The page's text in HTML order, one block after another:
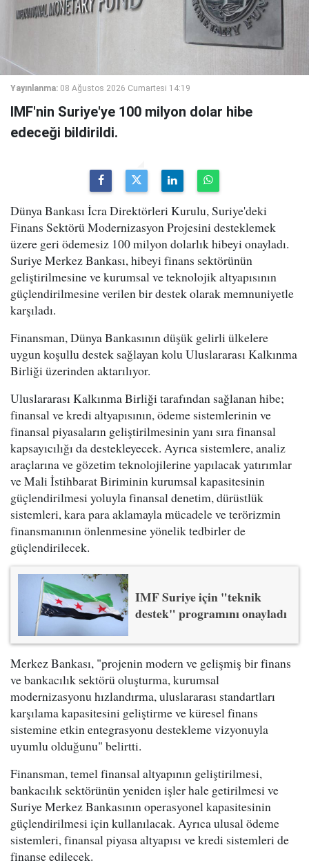
Yayınlanma: 08 Ağustos 2026 Cumartesi 14:19
IMF'nin Suriye'ye 100 milyon dolar hibe
edeceği bildirildi.
Dünya Bankası İcra Direktörleri Kurulu, Suriye'deki
Finans Sektörü Modernizasyon Projesini desteklemek
üzere geri ödemesiz 100 milyon dolarlık hibeyi onayladı.
Suriye Merkez Bankası, hibeyi finans sektörünün
geliştirilmesine ve kurumsal ve teknolojik altyapısının
güçlendirilmesine verilen bir destek olarak memnuniyetle
karşıladı.
Finansman, Dünya Bankasının düşük gelirli ülkelere
uygun koşullu destek sağlayan kolu Uluslararası Kalkınma
Birliği üzerinden aktarılıyor.
Uluslararası Kalkınma Birliği tarafından sağlanan hibe;
finansal ve kredi altyapısının, ödeme sistemlerinin ve
finansal piyasaların geliştirilmesinin yanı sıra finansal
kapsayıcılığı da destekleyecek. Ayrıca sistemlere, analiz
araçlarına ve gözetim teknolojilerine yapılacak yatırımlar
ve Mali İstihbarat Biriminin kurumsal kapasitesinin
güçlendirilmesi yoluyla finansal denetim, dürüstlük
sistemleri, kara para aklamayla mücadele ve terörizmin
finansmanının önlenmesine yönelik tedbirler de
güçlendirilecek.
IMF Suriye için "teknik
destek" programını onayladı
Merkez Bankası, "projenin modern ve gelişmiş bir finans
ve bankacılık sektörü oluşturma, kurumsal
modernizasyonu hızlandırma, uluslararası standartları
karşılama kapasitesini geliştirme ve küresel finans
sistemine etkin entegrasyonu destekleme vizyonuyla
uyumlu olduğunu" belirtti.
Finansman, temel finansal altyapının geliştirilmesi,
bankacılık sektörünün yeniden işler hale getirilmesi ve
Suriye Merkez Bankasının operasyonel kapasitesinin
güçlendirilmesi için kullanılacak. Ayrıca ulusal ödeme
sistemleri, finansal piyasa altyapısı ve kredi sistemleri de
finanse edilecek.